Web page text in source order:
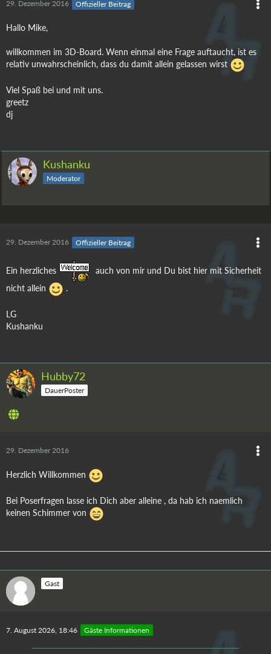
29. Dezember 2016 Offizieller Beitrag
Hallo Mike,
willkommen im 3D-Board. Wenn einmal eine Frage auftaucht, ist es
relativ unwahrscheinlich, dass du damit allein gelassen wirst
Viel Spaß bei und mit uns.
greetz
dj
Kushanku
Moderator
29. Dezember 2016 Offizieller Beitrag
Ein herzliches
auch von mir und Du bist hier mit Sicherheit
nicht allein
.
LG
Kushanku
Hubby72
DauerPoster
29. Dezember 2016
Herzlich Willkommen
Bei Poserfragen lasse ich Dich aber alleine , da hab ich naemlich
keinen Schimmer von
Gast
7. August 2026, 18:46 Gäste Informationen